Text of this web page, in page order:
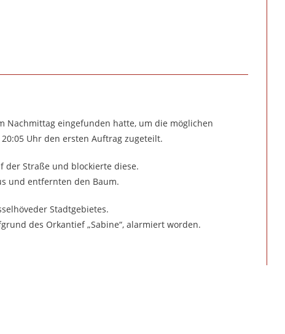
Nachmittag eingefunden hatte, um die möglichen
Uhr den ersten Auftrag zugeteilt.
der Straße und blockierte diese.
und entfernten den Baum.
Stadtgebietes.
des Orkantief „Sabine“, alarmiert worden.